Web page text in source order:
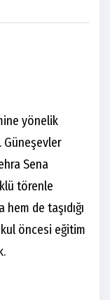
yönelik
Güneşevler
Sena
törenle
de taşıdığı
öncesi eğitim